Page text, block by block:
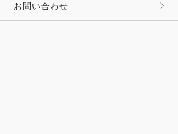
お問い合わせ